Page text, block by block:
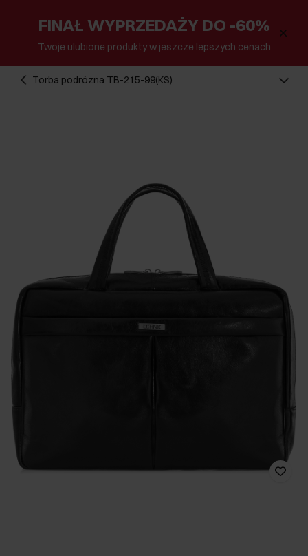
FINAŁ WYPRZEDAŻY DO -60%
Twoje ulubione produkty w jeszcze lepszych cenach
Torba podróżna TB-215-99(KS)